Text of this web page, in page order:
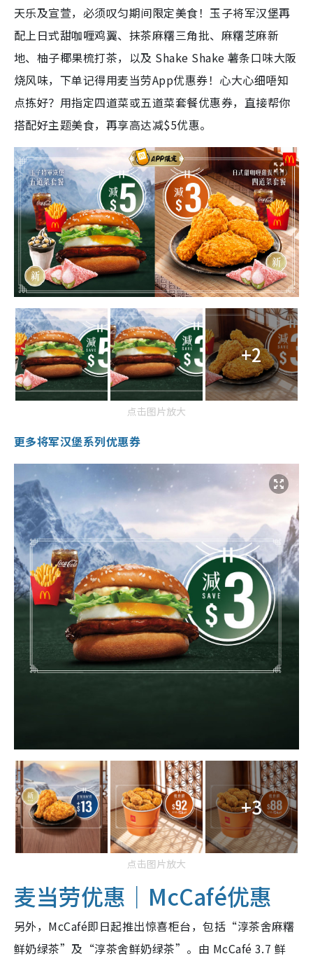
天乐及宣萱，必须叹匀期间限定美食！玉子将军汉堡再
配上日式甜咖喱鸡翼、抹茶麻糬三角批、麻糬芝麻新
地、柚子椰果梳打茶，以及 Shake Shake 薯条口味大阪
烧风味，下单记得用麦当劳App优惠券！心大心细唔知
点拣好？用指定四道菜或五道菜套餐优惠券，直接帮你
搭配好主题美食，再享高达减$5优惠。
+2
点击图片放大
更多将军汉堡系列优惠券
+3
点击图片放大
麦当劳优惠｜McCafé优惠
另外，McCafé即日起推出惊喜柜台，包括“淳茶舍麻糬
鲜奶绿茶”及“淳茶舍鲜奶绿茶”。由 McCafé 3.7 鲜